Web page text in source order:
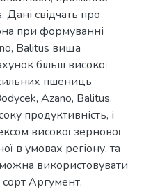
свідчать про
при формуванні
Balitus вища
більш високої
пшениць
Azano, Balitus.
продуктивність, і
високої зернової
в умовах регіону, та
використовувати
Аргумент.